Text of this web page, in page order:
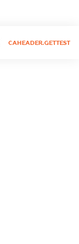
CAHEADER.GETTEST